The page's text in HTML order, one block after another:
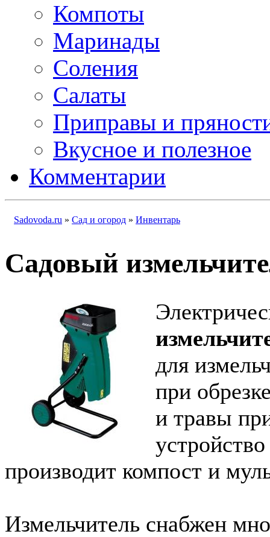
Компоты
Маринады
Соления
Салаты
Приправы и
Вкусное и полезное
Комментарии
Sadovoda.ru » Сад и огород » Инвентарь
Садовый
для
при
и травы
производит компост и
Измельчитель снабжен